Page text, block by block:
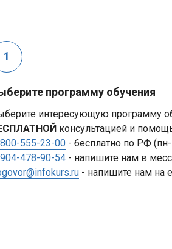
программу обучения
интересующую программу
консультацией и
555-23-00 - бесплатно по РФ
478-90-54 - напишите нам в
- напишите нам на